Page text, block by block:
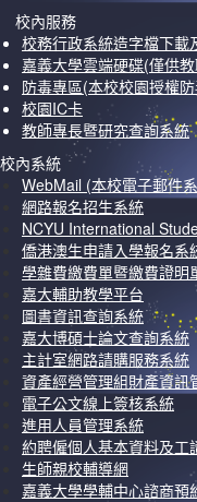
校內服務
校務行政系統造字檔下載
嘉義大學雲端硬碟(僅供
防毒專區(本校校園授權
校園IC卡
教師專長暨研究查詢系統
校內系統
WebMail (本校電子郵件
網路報名招生系統
NCYU International
僑港澳生申請入學報名系
學雜費繳費單暨繳費證明
嘉大輔助教學平台
圖書資訊查詢系統
嘉大博碩士論文查詢系統
主計室網路請購服務系統
資產經營管理組財產資訊
電子公文線上簽核系統
進用人員管理系統
約聘僱個人基本資料及工
生師親校輔導網
嘉義大學學輔中心諮商預